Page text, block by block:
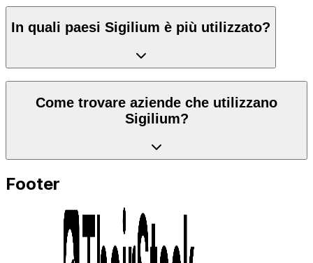
In quali paesi Sigilium è più utilizzato?
Come trovare aziende che utilizzano
Sigilium?
Footer